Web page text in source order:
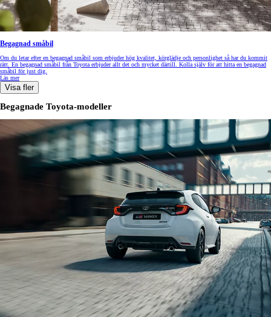
Begagnad småbil
Om du letar efter en begagnad småbil som erbjuder hög kvalitet, körglädje och personlighet så har du kommit
rätt. En begagnad småbil från Toyota erbjuder allt det och mycket därtill. Kolla själv för att hitta en begagnad
småbil för just dig.
Läs mer
Visa fler
Begagnade Toyota-modeller